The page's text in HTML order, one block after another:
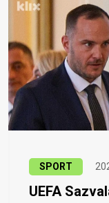
SPORT
UEFA